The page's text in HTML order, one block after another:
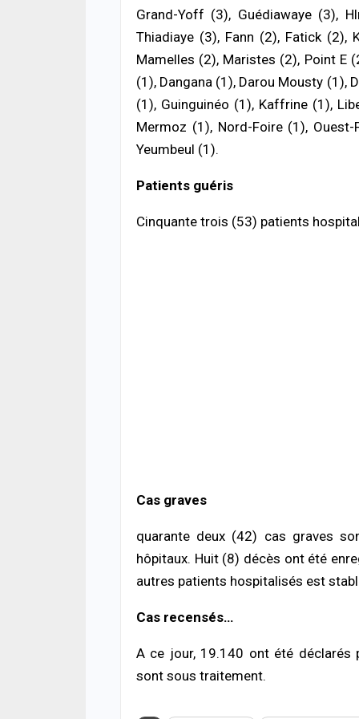
Grand-Yoff (3), Guédiawaye (3),
Thiadiaye (3), Fann (2), Fatick (2),
Mamelles (2), Maristes (2), Point E
(1), Dangana (1), Darou Mousty (1),
(1), Guinguinéo (1), Kaffrine (1),
Mermoz (1), Nord-Foire (1),
Yeumbeul (1).
Patients guéris
Cinquante trois (53) patients
Cas graves
quarante deux (42) cas graves
hôpitaux. Huit (8) décès ont été
autres patients hospitalisés est
Cas recensés…
A ce jour, 19.140 ont été déclarés
sont sous traitement.
les
04/